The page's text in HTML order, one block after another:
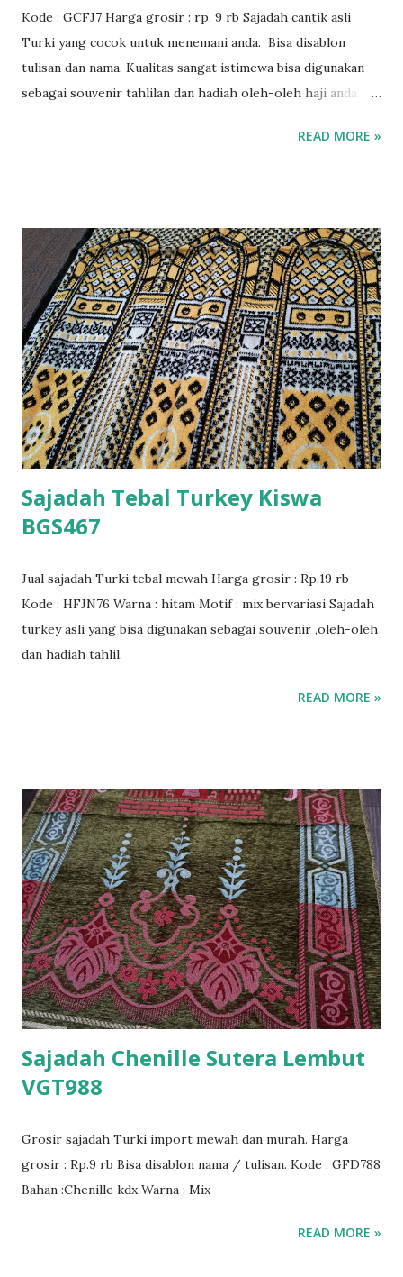
Kode : GCFJ7 Harga grosir : rp. 9 rb Sajadah cantik asli
Turki yang cocok untuk menemani anda. Bisa disablon
tulisan dan nama. Kualitas sangat istimewa bisa digunakan
sebagai souvenir tahlilan dan hadiah oleh-oleh haji anda.
READ MORE »
Sajadah Tebal Turkey Kiswa
BGS467
Jual sajadah Turki tebal mewah Harga grosir : Rp.19 rb
Kode : HFJN76 Warna : hitam Motif : mix bervariasi Sajadah
turkey asli yang bisa digunakan sebagai souvenir ,oleh-oleh
dan hadiah tahlil.
READ MORE »
Sajadah Chenille Sutera Lembut
VGT988
Grosir sajadah Turki import mewah dan murah. Harga
grosir : Rp.9 rb Bisa disablon nama / tulisan. Kode : GFD788
Bahan :Chenille kdx Warna : Mix
READ MORE »